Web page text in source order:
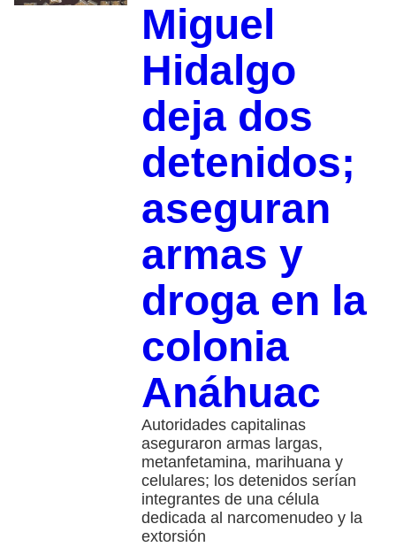
Miguel
Hidalgo
deja dos
detenidos;
aseguran
armas y
droga en la
colonia
Anáhuac
Autoridades capitalinas
aseguraron armas largas,
metanfetamina, marihuana y
celulares; los detenidos serían
integrantes de una célula
dedicada al narcomenudeo y la
extorsión